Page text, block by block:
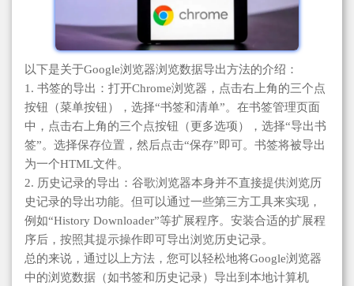
以下是关于Google浏览器浏览数据导出方法的介绍：
1. 书签的导出：打开Chrome浏览器，点击右上角的三个点
按钮（菜单按钮），选择“书签和清单”。在书签管理页面
中，点击右上角的三个点按钮（更多选项），选择“导出书
签”。选择保存位置，然后点击“保存”即可。书签将被导出
为一个HTML文件。
2. 历史记录的导出：谷歌浏览器本身并不直接提供浏览历
史记录的导出功能。但可以通过一些第三方工具来实现，
例如“History Downloader”等扩展程序。安装合适的扩展程
序后，按照其提示操作即可导出浏览历史记录。
总的来说，通过以上方法，您可以轻松地将Google浏览器
中的浏览数据（如书签和历史记录）导出到本地计算机